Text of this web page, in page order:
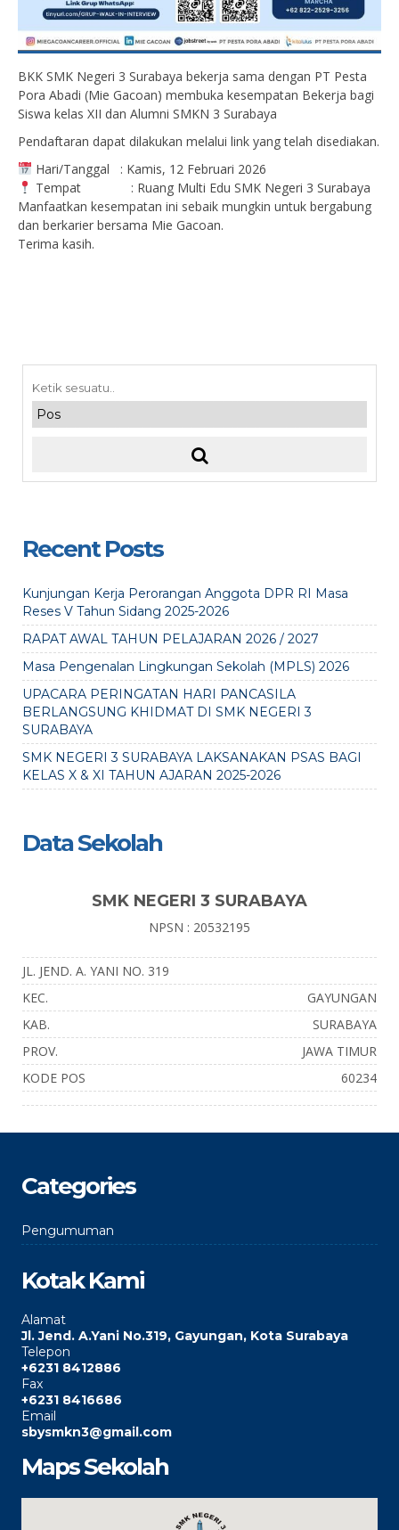
BKK SMK Negeri 3 Surabaya bekerja sama dengan PT Pesta
Pora Abadi (Mie Gacoan) membuka kesempatan Bekerja bagi
Siswa kelas XII dan Alumni SMKN 3 Surabaya
Pendaftaran dapat dilakukan melalui link yang telah disediakan.
Hari/Tanggal : Kamis, 12 Februari 2026
Tempat : Ruang Multi Edu SMK Negeri 3 Surabaya
Manfaatkan kesempatan ini sebaik mungkin untuk bergabung
dan berkarier bersama Mie Gacoan.
Terima kasih.
Recent Posts
Kunjungan Kerja Perorangan Anggota DPR RI Masa
Reses V Tahun Sidang 2025-2026
RAPAT AWAL TAHUN PELAJARAN 2026 / 2027
Masa Pengenalan Lingkungan Sekolah (MPLS) 2026
UPACARA PERINGATAN HARI PANCASILA
BERLANGSUNG KHIDMAT DI SMK NEGERI 3
SURABAYA
SMK NEGERI 3 SURABAYA LAKSANAKAN PSAS BAGI
KELAS X & XI TAHUN AJARAN 2025-2026
Data Sekolah
SMK NEGERI 3 SURABAYA
NPSN : 20532195
JL. JEND. A. YANI NO. 319
KEC.
GAYUNGAN
KAB.
SURABAYA
PROV.
JAWA TIMUR
KODE POS
60234
Categories
Pengumuman
Kotak Kami
Alamat
Jl. Jend. A.Yani No.319, Gayungan, Kota Surabaya
Telepon
+6231 8412886
Fax
+6231 8416686
Email
sbysmkn3@gmail.com
Maps Sekolah